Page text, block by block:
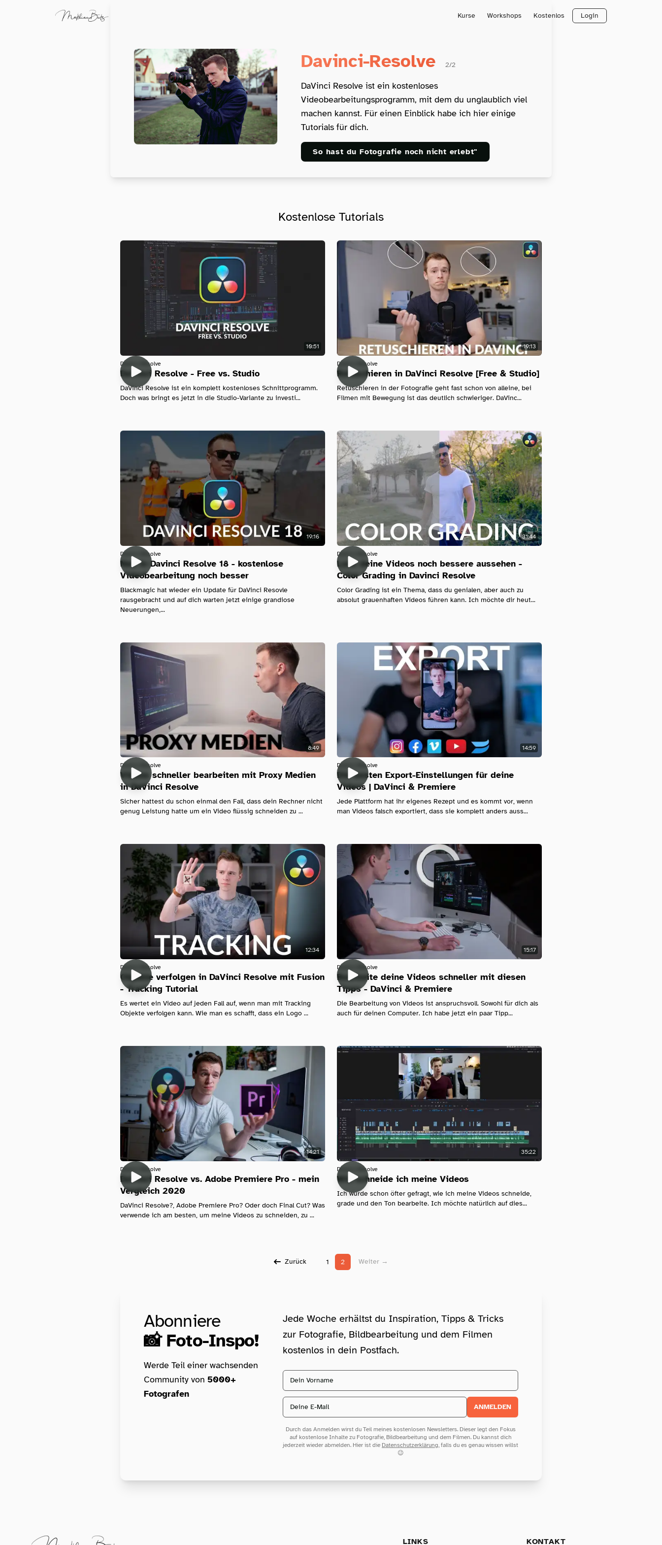
Kurse Workshops Kostenlos Login
Davinci-Resolve 2/2
DaVinci Resolve ist ein kostenloses
Videobearbeitungsprogramm, mit dem du unglaublich viel
machen kannst. Für einen Einblick habe ich hier einige
Tutorials für dich.
So hast du Fotografie noch nicht erlebt"
Kostenlose Tutorials
10:51
Davinci-Resolve
DaVinci Resolve - Free vs. Studio
DaVinci Resolve ist ein komplett kostenloses Schnittprogramm.
Doch was bringt es jetzt in die Studio-Variante zu investi...
19:13
Davinci-Resolve
Retuschieren in DaVinci Resolve [Free & Studio]
Retuschieren in der Fotografie geht fast schon von alleine, bei
Filmen mit Bewegung ist das deutlich schwieriger. DaVinc...
19:16
Davinci-Resolve
Neu in Davinci Resolve 18 - kostenlose
Videobearbeitung noch besser
Blackmagic hat wieder ein Update für DaVinci Resovle
rausgebracht und auf dich warten jetzt einige grandiose
Neuerungen,...
31:44
Davinci-Resolve
Lass deine Videos noch bessere aussehen -
Color Grading in Davinci Resolve
Color Grading ist ein Thema, dass du genialen, aber auch zu
absolut grauenhaften Videos führen kann. Ich möchte dir heut...
8:49
Davinci-Resolve
Videos schneller bearbeiten mit Proxy Medien
in DaVinci Resolve
Sicher hattest du schon einmal den Fall, dass dein Rechner nicht
genug Leistung hatte um ein Video flüssig schneiden zu ...
14:59
Davinci-Resolve
Die besten Export-Einstellungen für deine
Videos | DaVinci & Premiere
Jede Plattform hat ihr eigenes Rezept und es kommt vor, wenn
man Videos falsch exportiert, dass sie komplett anders auss...
12:34
Davinci-Resolve
Objekte verfolgen in DaVinci Resolve mit Fusion
- Tracking Tutorial
Es wertet ein Video auf jeden Fall auf, wenn man mit Tracking
Objekte verfolgen kann. Wie man es schafft, dass ein Logo ...
15:17
Davinci-Resolve
Bearbeite deine Videos schneller mit diesen
Tipps - DaVinci & Premiere
Die Bearbeitung von Videos ist anspruchsvoll. Sowohl für dich als
auch für deinen Computer. Ich habe jetzt ein paar Tipp...
14:21
Davinci-Resolve
DaVinci Resolve vs. Adobe Premiere Pro - mein
Vergleich 2020
DaVinci Resolve?, Adobe Premiere Pro? Oder doch Final Cut? Was
verwende ich am besten, um meine Videos zu schneiden, zu ...
35:22
Davinci-Resolve
Wie schneide ich meine Videos
Ich wurde schon öfter gefragt, wie ich meine Videos schneide,
grade und den Ton bearbeite. Ich möchte natürlich auf dies...
Zurück 1 2 Weiter →
Abonniere
📸 Foto-Inspo!
Werde Teil einer wachsenden
Community von 5000+
Fotografen
Jede Woche erhältst du Inspiration, Tipps & Tricks
zur Fotografie, Bildbearbeitung und dem Filmen
kostenlos in dein Postfach.
Vorname
Email address ANMELDEN
Durch das Anmelden wirst du Teil meines kostenlosen Newsletters. Dieser legt den Fokus
auf kostenlose Inhalte zu Fotografie, Bildbearbeitung und dem Filmen. Du kannst dich
jederzeit wieder abmelden. Hier ist die Datenschutzerklärung, falls du es genau wissen willst
😉
LINKS KONTAKT